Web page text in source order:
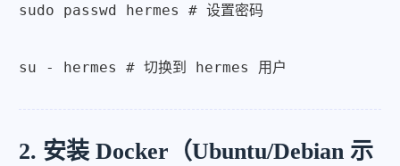
sudo passwd hermes # 设置密码
su - hermes # 切换到 hermes 用户
2. 安装 Docker（Ubuntu/Debian 示